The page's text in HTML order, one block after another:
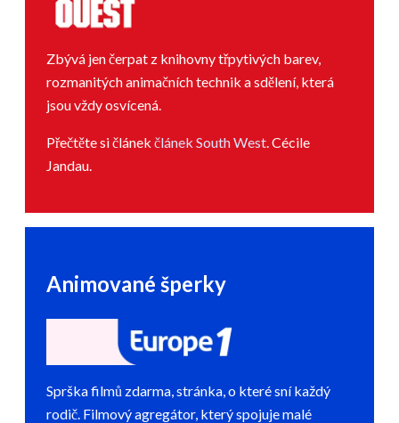
Zbývá jen čerpat z knihovny třpytivých barev,
rozmanitých animačních technik a sdělení, která
jsou vždy osvícená.
Přečtěte si článek článek South West. Cécile
Jandau.
Animované šperky
Sprška filmů zdarma, stránka, o které sní každý
rodič. Filmový agregátor, který spojuje malé